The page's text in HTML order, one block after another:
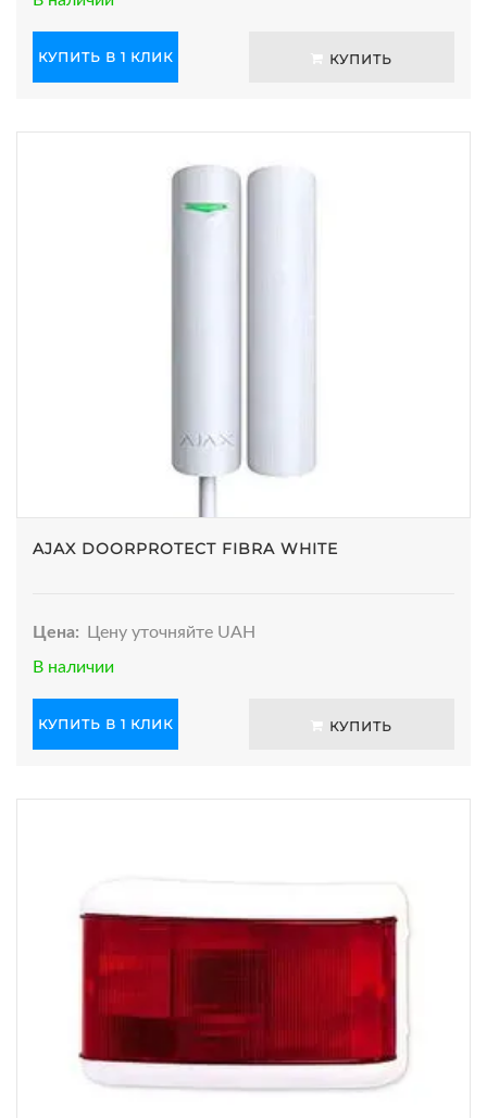
КУПИТЬ В 1 КЛИК КУПИТЬ
AJAX DOORPROTECT FIBRA WHITE
Цена:
Цену уточняйте UAH
В наличии
КУПИТЬ В 1 КЛИК КУПИТЬ